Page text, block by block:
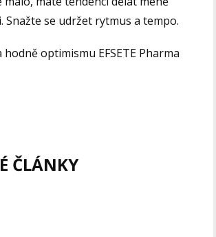
Snažte se udržet rytmus a tempo.
hodně optimismu EFSETE Pharma
ČLÁNKY